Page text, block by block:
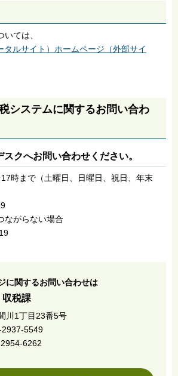
ては、
タルサイト）ホームページ（外部サイ
システムに関するお問い合わ
クへお問い合わせください。
時まで（土曜日、日曜日、祝日、年末
ながらない場合
に関するお問い合わせは
税課
川1丁目23番5号
2937-5549
6262